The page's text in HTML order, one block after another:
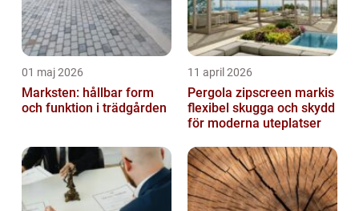
01 maj 2026
Marksten: hållbar form
och funktion i trädgården
11 april 2026
Pergola zipscreen markis
flexibel skugga och skydd
för moderna uteplatser